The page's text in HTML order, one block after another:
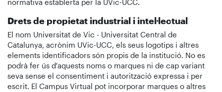
normativa establerta per la UVic-UCC.
Drets de propietat industrial i intel·lectual
El nom Universitat de Vic - Universitat Central de
Catalunya, acrònim UVic-UCC, els seus logotips i altres
elements identificadors són propis de la institució. No es
podrà fer ús d'aquests noms o marques ni de cap variant
seva sense el consentiment i autorització expressa i per
escrit. El Campus Virtual pot incorporar marques o altres